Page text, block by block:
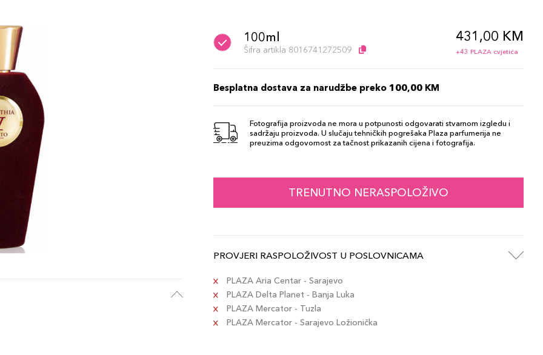
100ml
Šifra artikla 8016741272509
431,00 KM
+43 PLAZA cvjetića
Besplatna dostava za narudžbe preko 100,00 KM
Fotografija proizvoda ne mora u potpunosti odgovarati stvarnom izgledu i
sadržaju proizvoda. U slučaju tehničkih pogrešaka Plaza parfumerija ne
preuzima odgovornost za tačnost prikazanih cijena i fotografija.
TRENUTNO NERASPOLOŽIVO
PROVJERI RASPOLOŽIVOST U POSLOVNICAMA
PLAZA Aria Centar - Sarajevo
PLAZA Delta Planet - Banja Luka
PLAZA Mercator - Tuzla
PLAZA Mercator - Sarajevo Ložionička